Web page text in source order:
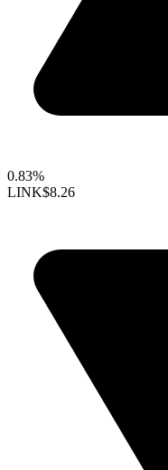
0.83%
LINK$8.26